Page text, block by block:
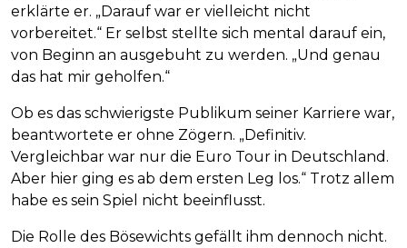
erklärte er. „Darauf war er vielleicht nicht
vorbereitet.“ Er selbst stellte sich mental darauf ein,
von Beginn an ausgebuht zu werden. „Und genau
das hat mir geholfen.“
Ob es das schwierigste Publikum seiner Karriere war,
beantwortete er ohne Zögern. „Definitiv.
Vergleichbar war nur die Euro Tour in Deutschland.
Aber hier ging es ab dem ersten Leg los.“ Trotz allem
habe es sein Spiel nicht beeinflusst.
Die Rolle des Bösewichts gefällt ihm dennoch nicht.